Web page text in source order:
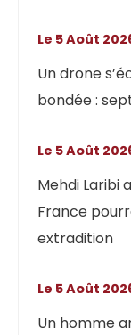
Un drone
bondée :
Le 5 Août
Mehdi Laribi
France
extradition
Le 5 Août
Un homme
Le 5 Août